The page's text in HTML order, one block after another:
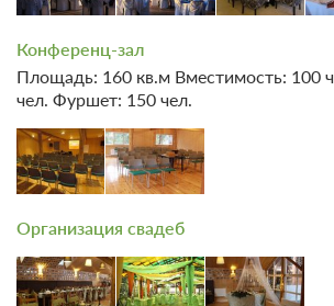
завтрак, обед
4 800
ЗА НОЧЬ ДЛЯ 1 ГОСТЯ
Конференц-зал
Площадь: 160 кв.м Вместимость: 100
чел. Фуршет: 150 чел.
Организация свадеб